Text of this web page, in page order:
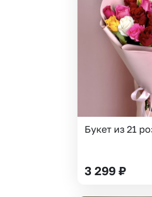
Гвоздики
Георгины
Гипсофила
Гортензии
Букет из 21
3 299 ₽